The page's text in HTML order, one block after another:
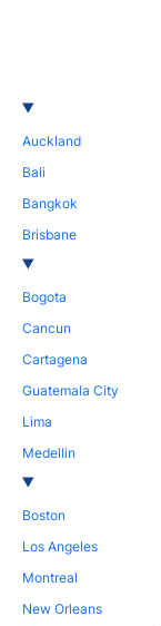
Auckland
Bali
Bangkok
Brisbane
Bogota
Cancun
Cartagena
Guatemala City
Lima
Medellin
Boston
Los Angeles
Montreal
New Orleans